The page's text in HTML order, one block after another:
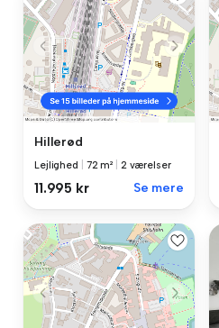
Hillerød
Lejlighed 72 m² 2 værelser
11.995 kr Se mere